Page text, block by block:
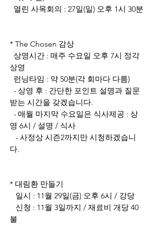
열린 사목회의 : 27일(일) 오후 1시 30분
* The Chosen 감상
상영시간 : 매주 수요일 오후 7시 정각
상영
런닝타임 : 약 50분(각 회마다 다름)
- 상영 후 : 간단한 포인트 설명과 질문
받는 시간을 갖겠습니다.
- 매월 마지막 수요일은 식사제공 : 상
영 6시 / 설명 / 식사
다.
* 대림환 만들기
   일시 : 11월 29일(금) 오후 6시 / 강당
불